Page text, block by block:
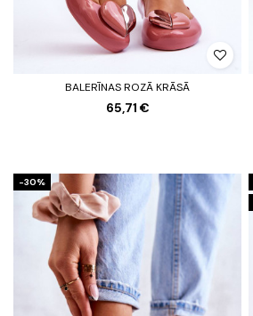
BALERĪNAS ROZĀ KRĀSĀ
65,71 €
-30%